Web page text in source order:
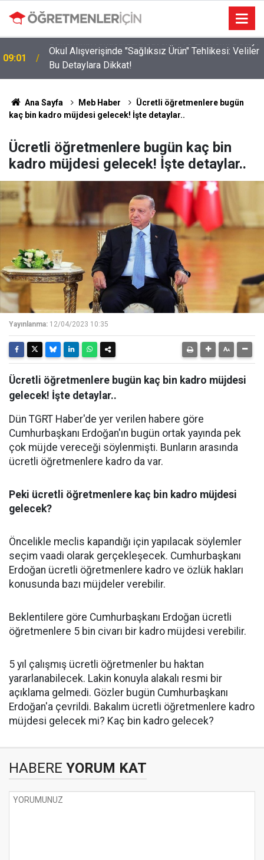
09:01
Okul Alışverişinde "Sağlıksız Ürün" Tehlikesi: Veliler
Bu Detaylara Dikkat!
Ana Sayfa Meb Haber
Ücretli öğretmenlere bugün
kaç bin kadro müjdesi gelecek! İşte detaylar..
Ücretli öğretmenlere bugün kaç bin
kadro müjdesi gelecek! İşte detaylar..
Yayınlanma: 12/04/2023 10:35
Ücretli öğretmenlere bugün kaç bin kadro müjdesi
gelecek! İşte detaylar..
Dün TGRT Haber'de yer verilen habere göre
Cumhurbaşkanı Erdoğan'ın bugün ortak yayında pek
çok müjde vereceği söylenmişti. Bunların arasında
ücretli öğretmenlere kadro da var.
Peki ücretli öğretmenlere kaç bin kadro müjdesi
gelecek?
Öncelikle meclis kapandığı için yapılacak söylemler
seçim vaadi olarak gerçekleşecek. Cumhurbaşkanı
Erdoğan ücretli öğretmenlere kadro ve özlük hakları
konusunda bazı müjdeler verebilir.
Beklentilere göre Cumhurbaşkanı Erdoğan ücretli
öğretmenlere 5 bin civarı bir kadro müjdesi verebilir.
5 yıl çalışmış ücretli öğretmenler bu haktan
yararlanabilecek. Lakin konuyla alakalı resmi bir
açıklama gelmedi. Gözler bugün Cumhurbaşkanı
Erdoğan'a çevrildi. Bakalım ücretli öğretmenlere kadro
müjdesi gelecek mi? Kaç bin kadro gelecek?
HABERE YORUM KAT